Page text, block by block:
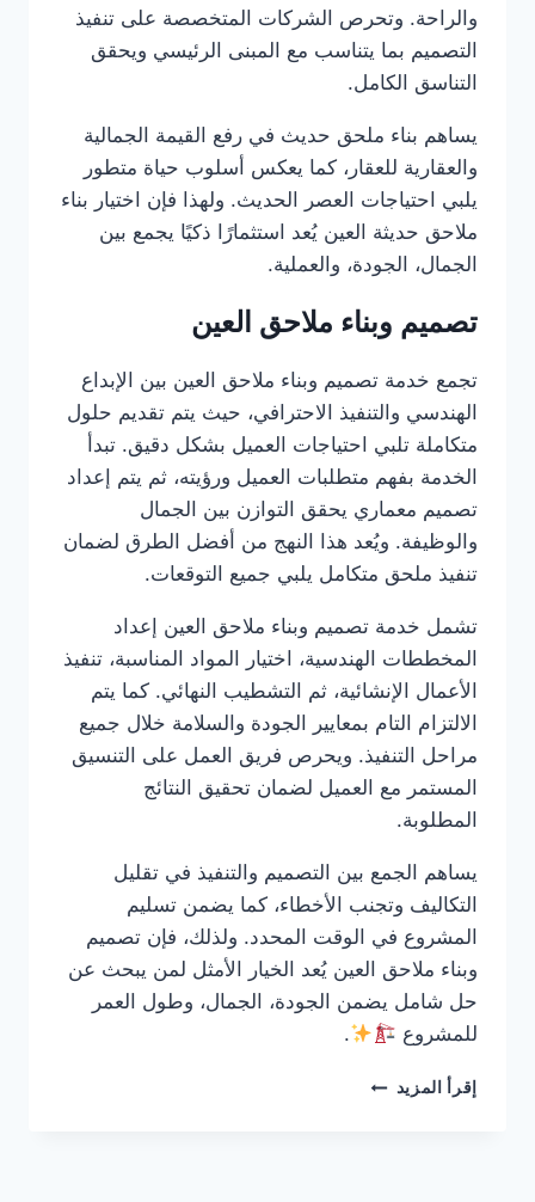
والراحة. وتحرص الشركات المتخصصة على تنفيذ
التصميم بما يتناسب مع المبنى الرئيسي ويحقق
التناسق الكامل.
يساهم بناء ملحق حديث في رفع القيمة الجمالية
والعقارية للعقار، كما يعكس أسلوب حياة متطور
يلبي احتياجات العصر الحديث. ولهذا فإن اختيار بناء
ملاحق حديثة العين يُعد استثمارًا ذكيًا يجمع بين
الجمال، الجودة، والعملية.
تصميم وبناء ملاحق العين
تجمع خدمة تصميم وبناء ملاحق العين بين الإبداع
الهندسي والتنفيذ الاحترافي، حيث يتم تقديم حلول
متكاملة تلبي احتياجات العميل بشكل دقيق. تبدأ
الخدمة بفهم متطلبات العميل ورؤيته، ثم يتم إعداد
تصميم معماري يحقق التوازن بين الجمال
والوظيفة. ويُعد هذا النهج من أفضل الطرق لضمان
تنفيذ ملحق متكامل يلبي جميع التوقعات.
تشمل خدمة تصميم وبناء ملاحق العين إعداد
المخططات الهندسية، اختيار المواد المناسبة، تنفيذ
الأعمال الإنشائية، ثم التشطيب النهائي. كما يتم
الالتزام التام بمعايير الجودة والسلامة خلال جميع
مراحل التنفيذ. ويحرص فريق العمل على التنسيق
المستمر مع العميل لضمان تحقيق النتائج
المطلوبة.
يساهم الجمع بين التصميم والتنفيذ في تقليل
التكاليف وتجنب الأخطاء، كما يضمن تسليم
المشروع في الوقت المحدد. ولذلك، فإن تصميم
وبناء ملاحق العين يُعد الخيار الأمثل لمن يبحث عن
حل شامل يضمن الجودة، الجمال، وطول العمر
للمشروع
.
إقرأ المزيد شركة